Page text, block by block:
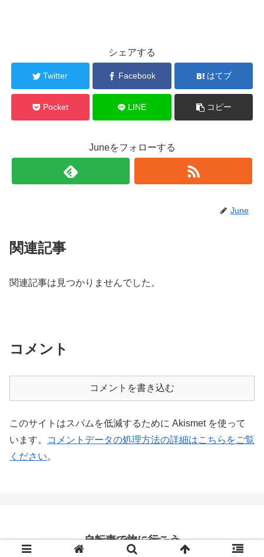
シェアする
Twitter Facebook はてブ
Pocket LINE コピー
Juneをフォローする
June
関連記事
関連記事は見つかりませんでした。
コメント
コメントを書き込む
このサイトはスパムを低減するために Akismet を使って
います。
コメントデータの処理方法の詳細はこちらをご覧
ください。
自転車で旅に行こう